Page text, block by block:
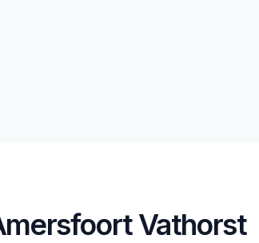
Vathorst